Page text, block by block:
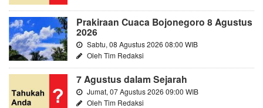
Prakiraan Cuaca Bojonegoro 8 Agustus
2026
Sabtu, 08 Agustus 2026 08:00 WIB
Oleh Tim Redaksi
7 Agustus dalam Sejarah
Jumat, 07 Agustus 2026 09:00 WIB
Oleh Tim Redaksi